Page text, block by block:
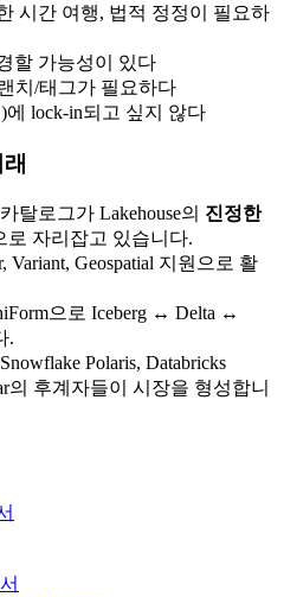
시간 여행, 법적 정정이 필요하
할 가능성이 있다
치/태그가 필요하다
에 lock-in되고 싶지 않다
탈로그가 Lakehouse의 진정한
로 자리잡고 있습니다.
Variant, Geospatial 지원으로 활
으로 Iceberg ↔ Delta ↔
.
Polaris, Databricks
의 후계자들이 시장을 형성합니